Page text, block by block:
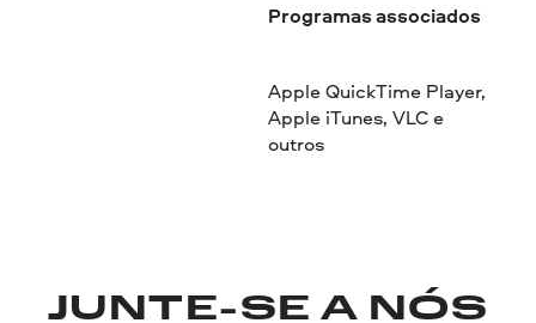
Programas associados
Apple QuickTime Player,
Apple iTunes, VLC e
outros
JUNTE-SE A NÓS